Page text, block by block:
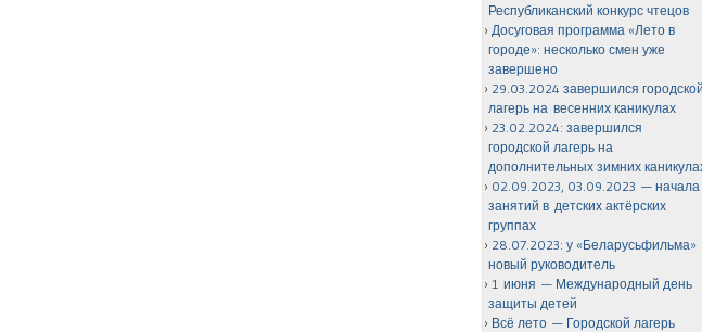
Республиканский конкурс чтецов
Досуговая программа «Лето в
городе»: несколько смен уже
завершено
29.03.2024 завершился
лагерь на весенних каникулах
23.02.2024: завершился
городской лагерь на
дополнительных зимних
02.09.2023, 03.09.2023 — начала
занятий в детских актёрских
группах
28.07.2023: у «Беларусьфильма»
новый руководитель
1 июня — Международный день
защиты детей
Всё лето — Городской лагерь